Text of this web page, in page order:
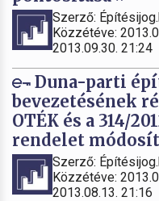
Szerző:
Közzétéve:
2013.09.30. 21:24
Duna-parti
bevezetésének
OTÉK és a 314/
rendelet
Szerző:
Közzétéve:
2013.08.13. 21:16